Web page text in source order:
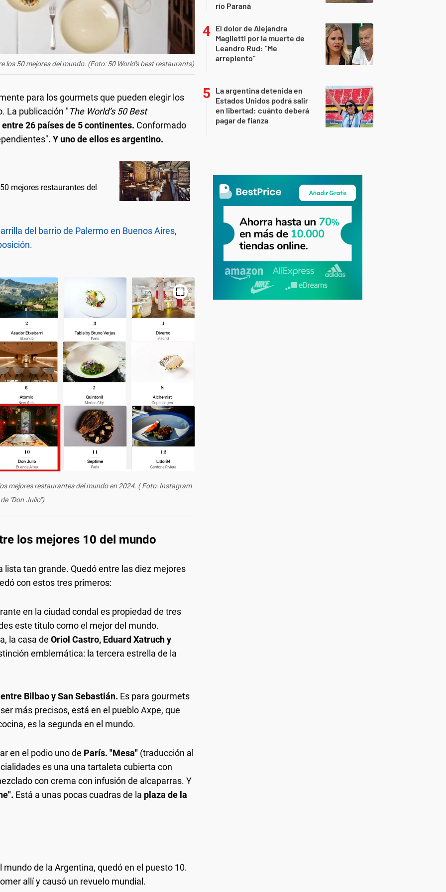
los 50 mejores del mundo. (Foto: 50 World's best restaurants)
para los gourmets que pueden elegir los
La publicación "The World’s 50 Best
26 países de 5 continentes. Conformado
. Y uno de ellos es argentino.
mejores restaurantes del
del barrio de Palermo en Buenos Aires,
mejores restaurantes del mundo en 2024. ( Foto: Instagram
de "Don Julio")
los mejores 10 del mundo
tan grande. Quedó entre las diez mejores
con estos tres primeros:
en la ciudad condal es propiedad de tres
este título como el mejor del mundo.
la casa de Oriol Castro, Eduard Xatruch y
emblemática: la tercera estrella de la
Bilbao y San Sebastián. Es para gourmets
más precisos, está en el pueblo Axpe, que
es la segunda en el mundo.
en el podio uno de París. "Mesa" (traducción al
es una una tartaleta cubierta con
con crema con infusión de alcaparras. Y
Está a unas pocas cuadras de la plaza de la
de la Argentina, quedó en el puesto 10.
allí y causó un revuelo mundial.
río Paraná
El dolor de Alejandra
Maglietti por la muerte de
Leandro Rud: "Me
arrepiento"
La argentina detenida en
Estados Unidos podrá salir
en libertad: cuánto deberá
pagar de fianza